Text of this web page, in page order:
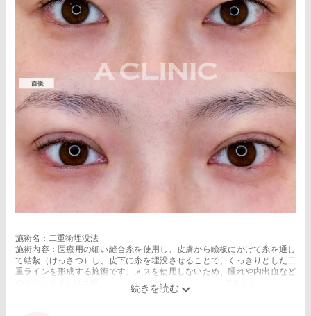
施術名：二重術埋没法
施術内容：医療用の細い縫合糸を使用し、皮膚から瞼板にかけて糸を通し
て結紮（けっさつ）し、皮下に糸を埋没させることで、くっきりとした二
重ラインを形成する施術です。メスを使用しないため、腫れや内出血など
のダウンタイムは比較的少なく、自然な仕上がりが期待できます。